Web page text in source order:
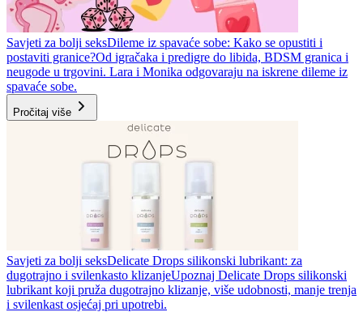
Savjeti za bolji seksDileme iz spavaće sobe: Kako se opustiti i
postaviti granice?Od igračaka i predigre do libida, BDSM granica i
neugode u trgovini. Lara i Monika odgovaraju na iskrene dileme iz
spavaće sobe.
Pročitaj više
Savjeti za bolji seksDelicate Drops silikonski lubrikant: za
dugotrajno i svilenkasto klizanjeUpoznaj Delicate Drops silikonski
lubrikant koji pruža dugotrajno klizanje, više udobnosti, manje trenja
i svilenkast osjećaj pri upotrebi.